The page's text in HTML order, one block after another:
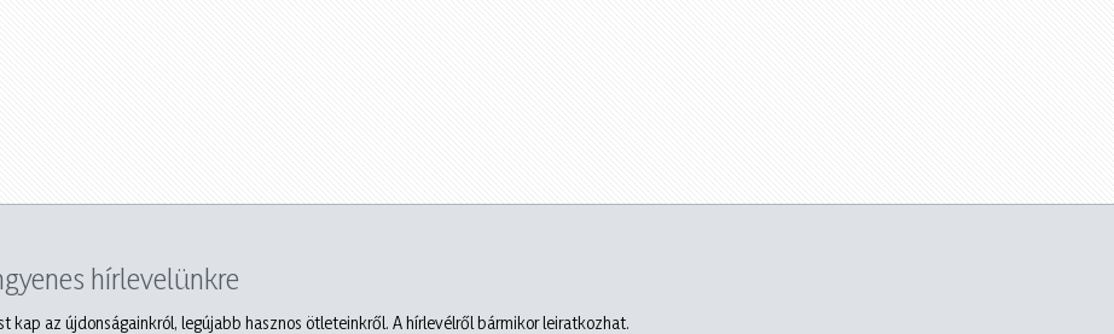
hírlevelünkre
kap az újdonságainkról, legújabb hasznos ötleteinkről. A hírlevélről bármikor leiratkozhat.